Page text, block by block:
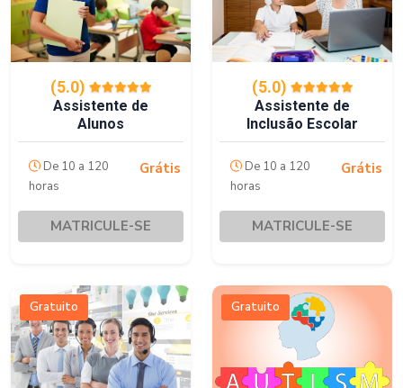
(5.0)
Assistente de
Alunos
De 10 a 120
horas
Grátis
MATRICULE-SE
(5.0)
Assistente de
Inclusão Escolar
De 10 a 120
horas
Grátis
MATRICULE-SE
Gratuito Gratuito